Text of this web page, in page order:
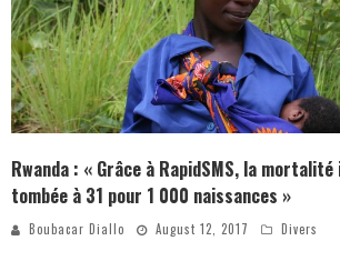
Rwanda : « Grâce à RapidSMS, la
tombée à 31 pour 1 000 naissances »
Boubacar Diallo August 12, 2017 Divers